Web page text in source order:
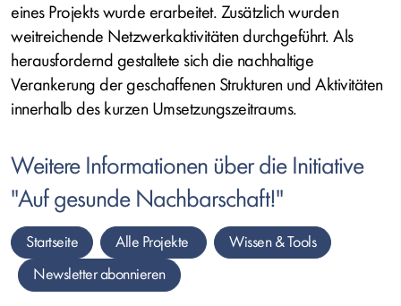
eines Projekts wurde erarbeitet. Zusätzlich wurden
weitreichende Netzwerkaktivitäten durchgeführt. Als
herausfordernd gestaltete sich die nachhaltige
Verankerung der geschaffenen Strukturen und Aktivitäten
innerhalb des kurzen Umsetzungszeitraums.
Weitere Informationen über die Initiative
"Auf gesunde Nachbarschaft!"
Startseite Alle Projekte Wissen &Tools
Newsletterabonnieren